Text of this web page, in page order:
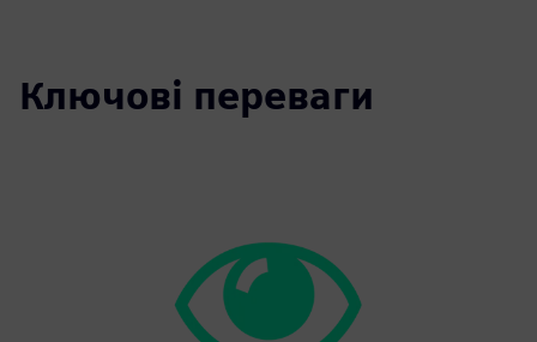
Ключові переваги